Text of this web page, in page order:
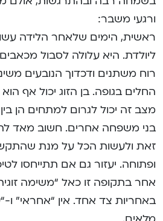
ורגעי משבר:
ראשית, הימים שלאחר הלידה
ליולדת. היא עלולה לסבול
רוח משתנים ודכדוך הנובעים
החלים בגופה. בן הזוג יכול אף
מצב זה יכול לגרום למתחים הן בין
בני משפחה אחרים. חשוב מאד
זאת ולעשות הכל על מנת
ופתוחה. יעזור גם אם תתייחסו
אחר בתקופה זו כאל “משימה
באחריות צד אחד. אין “אחראי” ו-